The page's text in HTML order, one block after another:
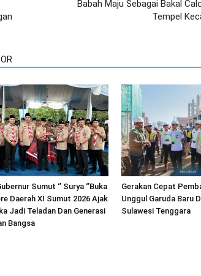
Babah Maju Sebagai Bakal
Tempel
Sumut ‘’ Surya ‘’Buka
Daerah XI Sumut 2026 Ajak
Jadi Teladan Dan Generasi
Bangsa
Gerakan Cepat
Unggul Garuda Baru
Sulawesi Tenggara